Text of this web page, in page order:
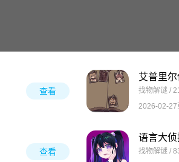
查看
艾普里
找物解谜 /
2026-02-27
查看
语言大侦
找物解谜 /